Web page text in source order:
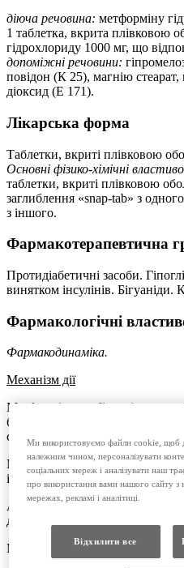
діюча речовина: метформіну
1 таблетка, вкрита плівковою
гідрохлориду 1000 мг, що
допоміжні речовини:
повідон (К 25), магнію стеарат,
діоксид (Е 171).
Лікарська форма
Таблетки, вкриті плівковою
Основні фізико-хімічні
таблетки, вкриті плівковою
заглиблення «snap-tab» з
з іншого.
Фармакотерапевтична
Протидіабетичні засоби.
винятком інсулінів.
Фармакологічні
Фармакодинаміка.
Механізм дії
Метформін - це бігуанід з
базальну, так і на
стимулює секрецію інсуліну, і
Метформін знижує базальну
інсуліном знижує потребу в
Антигіперглікемічну дію
декількох механізмів.
Метформін зменшує
Ми використовуємо файли cookie, щоб
належним чином, персоналізувати
соціальних мереж і аналізувати наш
про використання вами нашого сайту
мережах, рекламі і аналітиці.
Відхилити все